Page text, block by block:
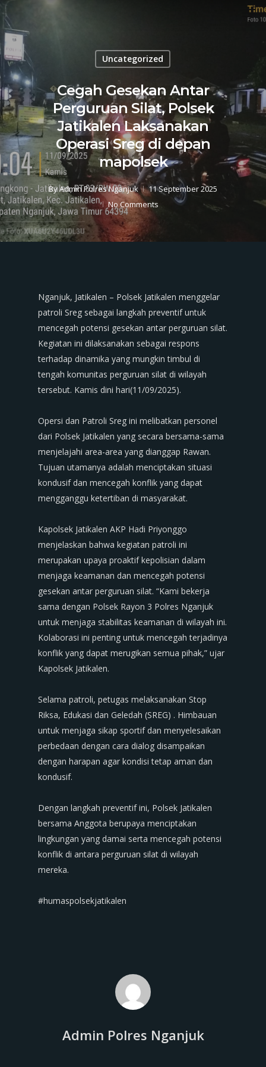
Skip
to
main
content
Uncategorized
Cegah Gesekan Antar
Perguruan Silat, Polsek
Jatikalen Laksanakan
Operasi Sreg di depan
mapolsek
ByAdmin Polres Nganjuk
11 September 2025
No Comments
Nganjuk, Jatikalen – Polsek Jatikalen menggelar
patroli Sreg sebagai langkah preventif untuk
mencegah potensi gesekan antar perguruan silat.
Kegiatan ini dilaksanakan sebagai respons
terhadap dinamika yang mungkin timbul di
tengah komunitas perguruan silat di wilayah
tersebut. Kamis dini hari(11/09/2025).
‎Opersi dan Patroli Sreg ini melibatkan personel
dari Polsek Jatikalen yang secara bersama-sama
menjelajahi area-area yang dianggap Rawan.
Tujuan utamanya adalah menciptakan situasi
kondusif dan mencegah konflik yang dapat
mengganggu ketertiban di masyarakat.
‎Kapolsek Jatikalen AKP Hadi Priyonggo
menjelaskan bahwa kegiatan patroli ini
merupakan upaya proaktif kepolisian dalam
menjaga keamanan dan mencegah potensi
gesekan antar perguruan silat. “Kami bekerja
sama dengan Polsek Rayon 3 Polres Nganjuk
untuk menjaga stabilitas keamanan di wilayah ini.
Kolaborasi ini penting untuk mencegah terjadinya
konflik yang dapat merugikan semua pihak,” ujar
Kapolsek Jatikalen.
‎Selama patroli, petugas melaksanakan Stop
Riksa, Edukasi dan Geledah (SREG) . Himbauan
untuk menjaga sikap sportif dan menyelesaikan
perbedaan dengan cara dialog disampaikan
dengan harapan agar kondisi tetap aman dan
kondusif.
‎Dengan langkah preventif ini, Polsek Jatikalen
bersama Anggota berupaya menciptakan
lingkungan yang damai serta mencegah potensi
konflik di antara perguruan silat di wilayah
mereka.
‎#humaspolsekjatikalen
Admin Polres Nganjuk